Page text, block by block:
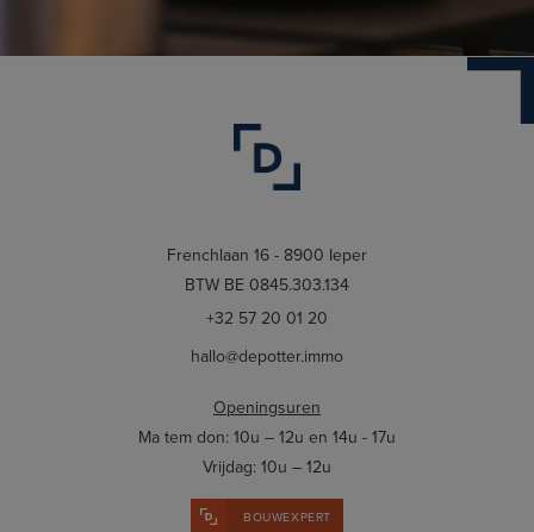
Frenchlaan 16 - 8900 Ieper
BTW BE 0845.303.134
+32 57 20 01 20
hallo@depotter.immo
Openingsuren
Ma tem don: 10u – 12u en 14u - 17u
Vrijdag: 10u – 12u
BOUWEXPERT